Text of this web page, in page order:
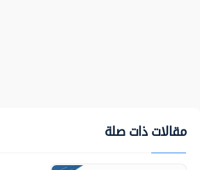
مقالات ذات صلة